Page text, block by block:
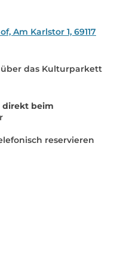
Am Karlstor 1, 69117
das Kulturparkett
direkt beim
reservieren